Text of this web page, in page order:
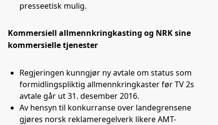
presseetisk mulig.
Kommersiell allmennkringkasting og NRK sine
kommersielle tjenester
Regjeringen kunngjør ny avtale om status som
formidlingspliktig allmennkringkaster før TV 2s
avtale går ut 31. desember 2016.
Av hensyn til konkurranse over landegrensene
gjøres norsk reklameregelverk likere AMT-